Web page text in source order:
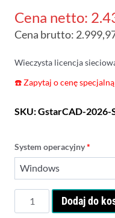
Cena netto:
Cena brutto:
Wieczysta licencja
☎️Zapytaj o cenę
SKU:GstarCAD-2026-
System operacyjny*
GstarCAD
Dodaj do